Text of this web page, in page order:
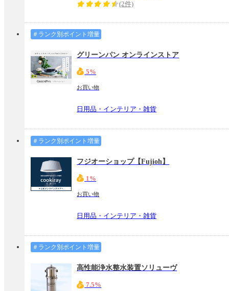
(2件)
＃ランク別ポイント増量
グリーンパン オンラインストア
5%
お買い物
日用品・インテリア・雑貨
＃ランク別ポイント増量
フジオーショップ【Fujioh】
1%
お買い物
日用品・インテリア・雑貨
＃ランク別ポイント増量
高性能浄水整水装置ソリューヴ
7.5%